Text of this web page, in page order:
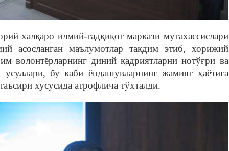
халқаро илмий-тадқиқот маркази мутахассислари
асосланган маълумотлар тақдим этиб, хорижий
волонтёрларнинг диний қадриятларни нотўғри ва
усуллари, бу каби ёндашувларнинг жамият ҳаётига
хусусида атрофлича тўхталди.